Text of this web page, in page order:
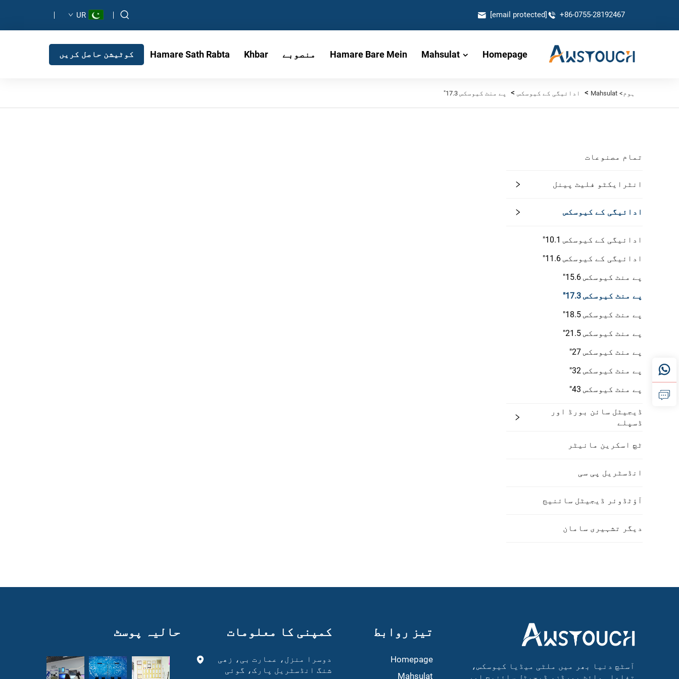
+86-0755-28192467
[email protected]
UR
Homepage
Mahsulat
Hamare Bare Mein منصوبے Khbar
Hamare Sath Rabta کوٹیشن حاصل کریں
ہوم> Mahsulat
> ادائیگی کے کیوسکس > پے منٹ کیوسکس 17.3"
تمام مصنوعات
انٹرایکٹو فلیٹ پینل
ادائیگی کے کیوسکس
ادائیگی کے کیوسکس 10.1"
ادائیگی کے کیوسکس 11.6"
پے منٹ کیوسکس 15.6"
پے منٹ کیوسکس 17.3"
پے منٹ کیوسکس 18.5"
پے منٹ کیوسکس 21.5"
پے منٹ کیوسکس 27"
پے منٹ کیوسکس 32"
پے منٹ کیوسکس 43"
ڈیجیٹل سائن بورڈ اور
ڈسپلے
ٹچ اسکرین مانیٹر
انڈسٹریل پی سی
آؤٹڈوئر ڈیجیٹل سائنیج
دیگر تشہیری سامان
آسٹچ دنیا بھر میں ملٹی میڈیا کیوسکس،
تیز روابط
Homepage
Mahsulat
کمپنی کا معلومات
دوسرا منزل، عمارت بی، زھی
شنگ انڈسٹریل پارک، گوئی
حالیہ پوسٹ